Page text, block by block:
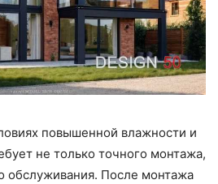
повышенной влажности и
не только точного монтажа,
обслуживания. После монтажа